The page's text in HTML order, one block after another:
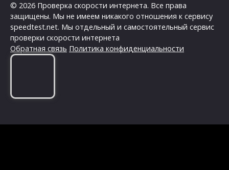
© 2026 Проверка скорости интернета. Все права
защищены. Мы не имеем никакого отношения к сервису
speedtest.net. Мы отдельный и самостоятельный сервис
проверки скорости интернета
Обратная связь Политика конфиденциальности